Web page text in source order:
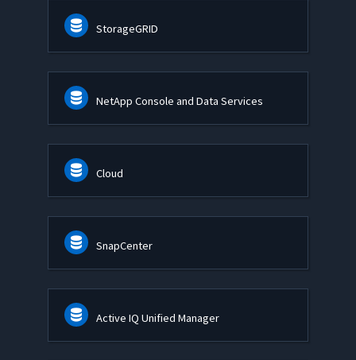
StorageGRID
NetApp Console and Data Services
Cloud
SnapCenter
Active IQ Unified Manager